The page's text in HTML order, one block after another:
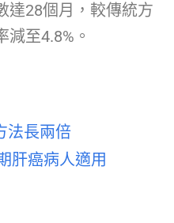
達28個月，較傳統方
至4.8%。
法長兩倍
肝癌病人適用